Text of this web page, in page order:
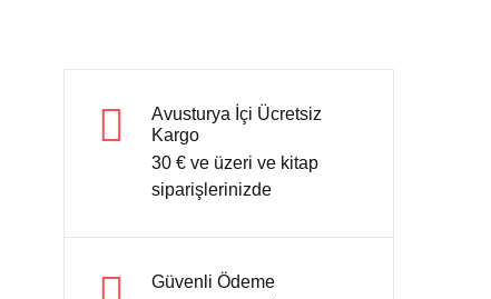
Avusturya İçi Ücretsiz
Kargo
30 € ve üzeri ve kitap
siparişlerinizde
Güvenli Ödeme